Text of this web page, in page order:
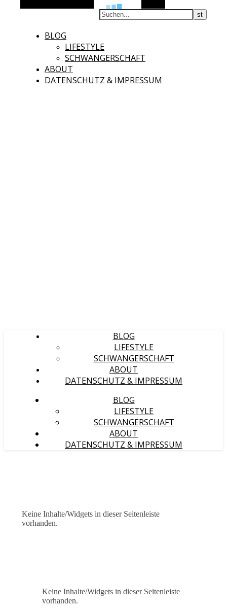
BLOG
LIFESTYLE
SCHWANGERSCHAFT
ABOUT
DATENSCHUTZ & IMPRESSUM
BLOG
LIFESTYLE
SCHWANGERSCHAFT
ABOUT
DATENSCHUTZ & IMPRESSUM
BLOG
LIFESTYLE
SCHWANGERSCHAFT
ABOUT
DATENSCHUTZ & IMPRESSUM
Keine Inhalte/Widgets in dieser Seitenleiste
vorhanden.
Keine Inhalte/Widgets in dieser Seitenleiste
vorhanden.